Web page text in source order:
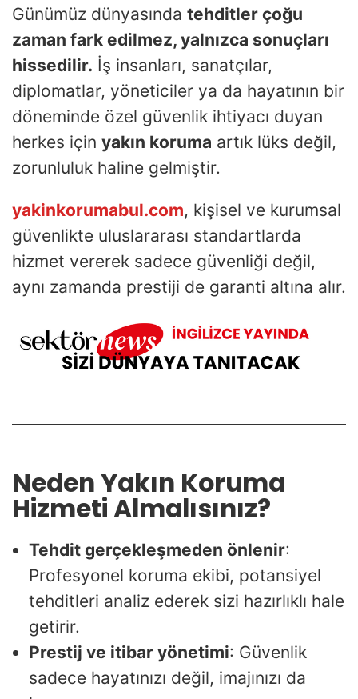
Günümüz dünyasında tehditler çoğu
zaman fark edilmez, yalnızca sonuçları
hissedilir. İş insanları, sanatçılar,
diplomatlar, yöneticiler ya da hayatının bir
döneminde özel güvenlik ihtiyacı duyan
herkes için yakın koruma artık lüks değil,
zorunluluk haline gelmiştir.
yakinkorumabul.com, kişisel ve kurumsal
güvenlikte uluslararası standartlarda
hizmet vererek sadece güvenliği değil,
aynı zamanda prestiji de garanti altına alır.
Neden Yakın Koruma
Hizmeti Almalısınız?
Tehdit gerçekleşmeden önlenir:
Profesyonel koruma ekibi, potansiyel
tehditleri analiz ederek sizi hazırlıklı hale
getirir.
Prestij ve itibar yönetimi: Güvenlik
sadece hayatınızı değil, imajınızı da